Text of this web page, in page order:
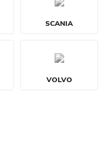
SCANIA
VOLVO